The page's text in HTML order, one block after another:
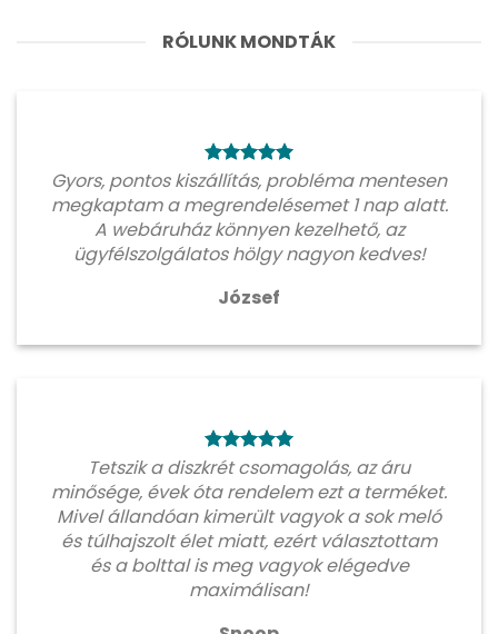
RÓLUNK MONDTÁK
Gyors, pontos kiszállítás, probléma mentesen
megkaptam a megrendelésemet 1 nap alatt.
A webáruház könnyen kezelhető, az
ügyfélszolgálatos hölgy nagyon kedves!
József
Tetszik a diszkrét csomagolás, az áru
minősége, évek óta rendelem ezt a terméket.
Mivel állandóan kimerült vagyok a sok meló
és túlhajszolt élet miatt, ezért választottam
és a bolttal is meg vagyok elégedve
maximálisan!